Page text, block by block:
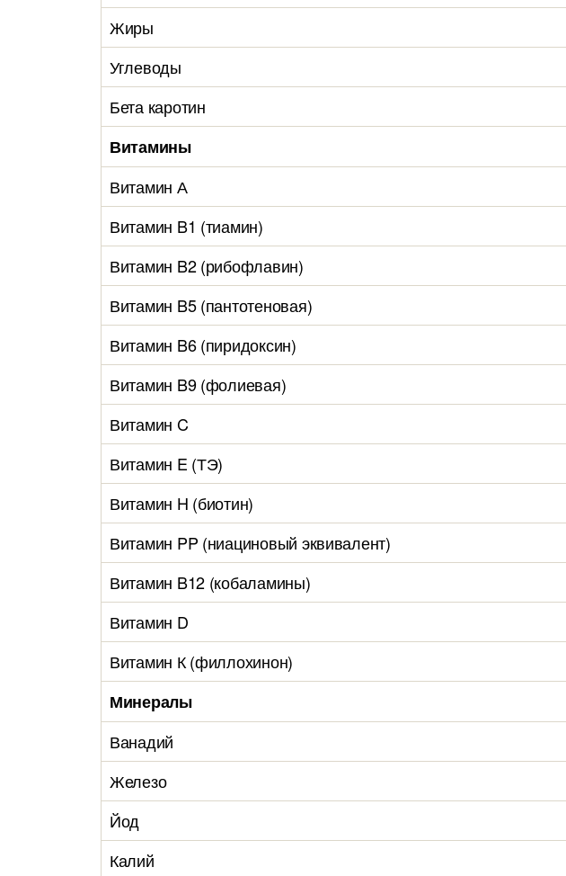
Жиры
Углеводы
Бета каротин
Витамины
Витамин А
Витамин B1 (тиамин)
Витамин B2 (рибофлавин)
Витамин B5 (пантотеновая)
Витамин B6 (пиридоксин)
Витамин B9 (фолиевая)
Витамин C
Витамин E (ТЭ)
Витамин H (биотин)
Витамин PP (ниациновый эквивалент)
Витамин B12 (кобаламины)
Витамин D
Витамин К (филлохинон)
Минералы
Ванадий
Железо
Йод
Калий